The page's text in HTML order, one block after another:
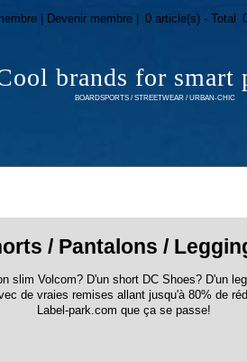
brands for smart
BOARDSPORTS / STREETWEAR / URBAN-CHIC
| Devenir membre | 0 article(s) - Total
/ Pantalons /
slim Volcom? D'un short DC Shoes? D'un
de vraies remises allant jusqu'à 80% de
Label-park.com que ça se passe!